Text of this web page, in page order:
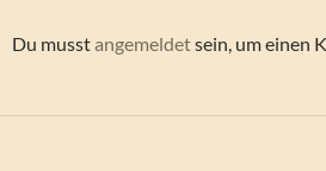
Du musstangemeldetsein, um einen